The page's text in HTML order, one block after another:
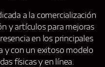
a la comercialización
y artículos para mejoras
en los principales
y con un exitoso modelo
físicas y en línea.